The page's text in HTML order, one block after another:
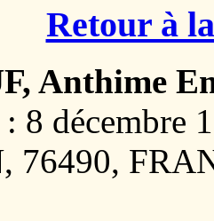
Retour à
Anthime
: 8
76490,